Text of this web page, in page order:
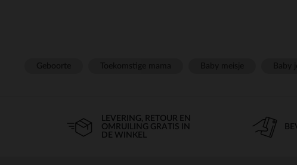
LEVERING, RETOUR EN
OMRUILING GRATIS IN
DE WINKEL